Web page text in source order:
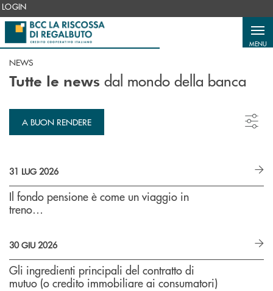
Salta al contenuto principale
LOGIN
MENU
NEWS
Tutte le news dal mondo della banca
A BUON RENDERE
31 LUG 2026
Il fondo pensione è come un viaggio in
treno…
30 GIU 2026
Gli ingredienti principali del contratto di
mutuo (o credito immobiliare ai consumatori)